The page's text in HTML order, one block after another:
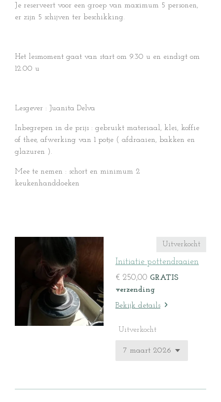
Je reserveert voor een groep van maximum 5 personen,
er zijn 5 schijven ter beschikking.
Het lesmoment gaat van start om 9.30 u en eindigt om
12.00 u
Lesgever : Juanita Delva
Inbegrepen in de prijs : gebruikt materiaal, klei, koffie
of thee, afwerking van 1 potje ( afdraaien, bakken en
glazuren ).
Mee te nemen : schort en minimum 2
keukenhanddoeken
Uitverkocht
Initiatie pottendraaien
€ 250,00 GRATIS
verzending
Bekijk details
Uitverkocht